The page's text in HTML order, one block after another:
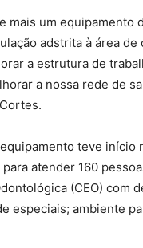
mais um equipamento
adstrita à área
a estrutura de
a nossa rede de
teve início
atender 160
(CEO) com
especiais; ambiente